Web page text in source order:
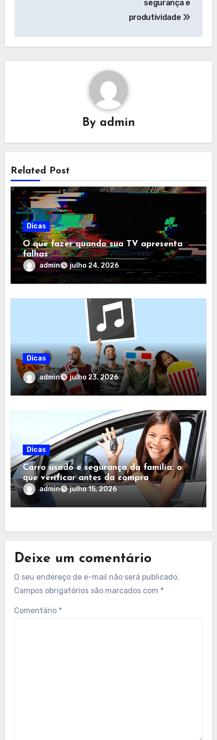
segurança e
produtividade
By admin
Related Post
Dicas
O que fazer quando sua TV apresenta
falhas
admin julho 24, 2026
Dicas
admin julho 23, 2026
Dicas
Carro usado e segurança da família: o
que verificar antes da compra
admin julho 15, 2026
Deixe um comentário
O seu endereço de e-mail não será publicado.
Campos obrigatórios são marcados com *
Comentário *